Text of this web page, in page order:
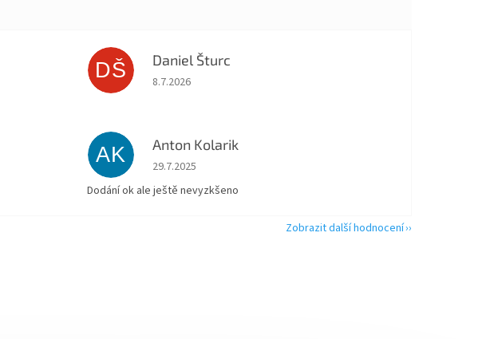
DŠ Daniel Šturc
Hodnocení obchodu je 5 z 5 hvězdiček.
8.7.2026
AK Anton Kolarik
Hodnocení obchodu je 5 z 5 hvězdiček.
29.7.2025
Dodání ok ale ještě nevyzkšeno
Zobrazit další hodnocení